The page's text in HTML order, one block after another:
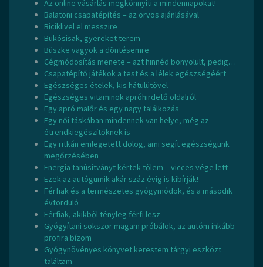
Az online vásárlás megkönnyíti a mindennapokat!
Balatoni csapatépítés – az orvos ajánlásával
Biciklivel el messzire
Bukósisak, gyereket terem
Büszke vagyok a döntésemre
Cégmódosítás menete – azt hinnéd bonyolult, pedig…
Csapatépítő játékok a test és a lélek egészségéért
Egészséges ételek, kis hátulütővel
Egészséges vitaminok apróhirdető oldalról
Egy apró malőr és egy nagy találkozás
Egy női táskában mindennek van helye, még az
étrendkiegészítőknek is
Egy ritkán emlegetett dolog, ami segít egészségünk
megőrzésében
Energia tanúsítványt kértek tőlem – vicces vége lett
Ezek az autógumik akár száz évig is kibírják!
Férfiak és a természetes gyógymódok, és a második
évforduló
Férfiak, akikből tényleg férfi lesz
Gyógyítani sokszor magam próbálok, az autóm inkább
profira bízom
Gyógynövényes könyvet kerestem tárgyi eszközt
találtam